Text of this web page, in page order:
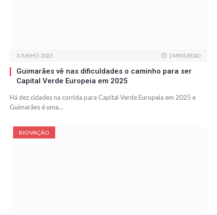
3 JUNHO, 2023 2 MINS READ
Guimarães vê nas dificuldades o caminho para ser
Capital Verde Europeia em 2025
Há dez cidades na corrida para Capital Verde Europeia em 2025 e
Guimarães é uma…
INOVAÇÃO